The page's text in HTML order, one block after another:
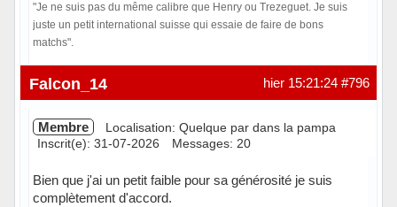
"Je ne suis pas du même calibre que Henry ou Trezeguet. Je suis
juste un petit international suisse qui essaie de faire de bons
matchs".
Hors ligne #796
hier 15:21:24
Falcon_14
Membre
Localisation: Quelque par dans la pampa
Inscrit(e): 31-07-2026
Messages: 20
Bien que j'ai un petit faible pour sa générosité je suis
complètement d'accord.